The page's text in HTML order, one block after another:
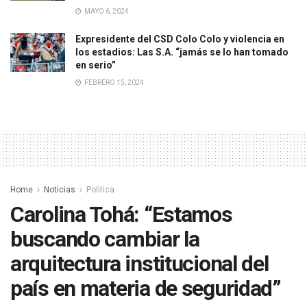
MAYO 6, 2024
Expresidente del CSD Colo Colo y violencia en
los estadios: Las S.A. “jamás se lo han tomado
en serio”
FEBRERO 15, 2024
Home Noticias Politica
Carolina Tohá: “Estamos
buscando cambiar la
arquitectura institucional del
país en materia de seguridad”